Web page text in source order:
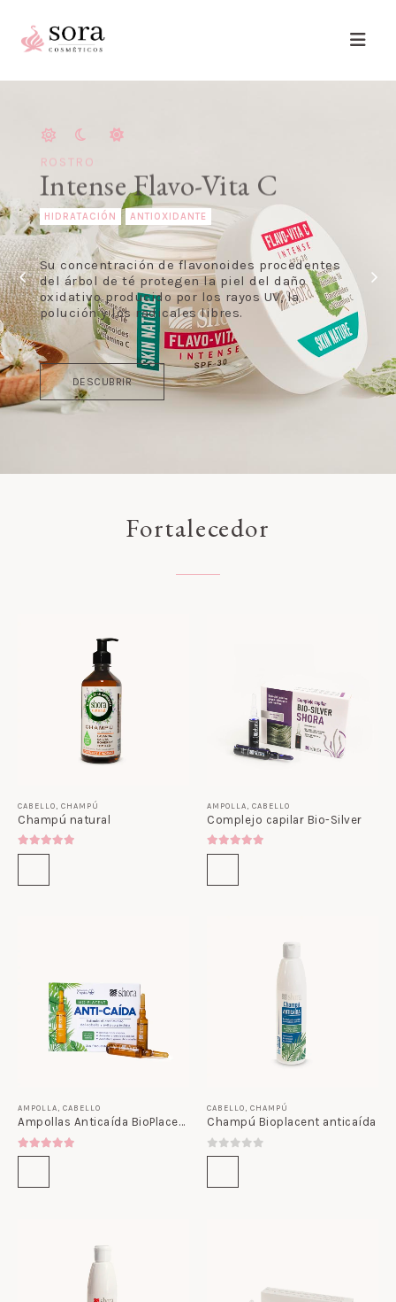
ROSTRO
Intense Flavo-Vita C
HIDRATACIÓN ANTIOXIDANTE
Su concentración de flavonoides procedentes
del árbol de té protegen la piel del daño
oxidativo producido por los rayos UV, la
polución y los radicales libres.
DESCUBRIR
Fortalecedor
CABELLO CHAMPÚ
Champú natural
5.00out of 5
AMPOLLA CABELLO
Complejo capilar Bio-Silver
5.00out of 5
AMPOLLA, CABELLO
Ampollas Anticaída BioPlacent
5.00out of 5
CABELLO, CHAMPÚ
Champú Bioplacent anticaída
0out of 5